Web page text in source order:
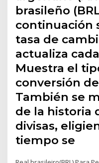
brasileño
continuación
tasa de
actualiza
Muestra el
conversión
También se
de la historia
divisas,
tiempo se